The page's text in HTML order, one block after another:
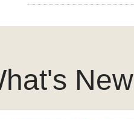
New